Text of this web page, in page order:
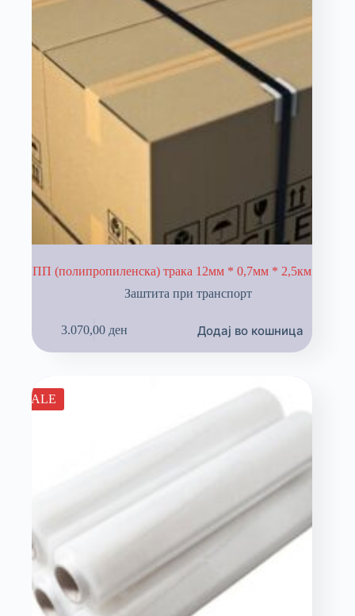
ПП (полипропиленска) трака 12мм * 0,7мм * 2,5км
Заштита при транспорт
3.070,00 ден Додај во кошница
SALE